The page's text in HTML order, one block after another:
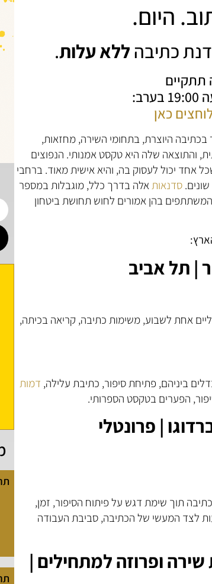
היום.
כתיבהללא עלות.
תתקיים
כאן
בכתיבה היוצרת, בתחומי השירה, מחזאות,
והתוצאה שלה היא טקסט אמנותי. הנפוצים
אחד יכול לעסוק בה, והיא אישית מאוד. ברחבי
סדנאותאלה בדרך כלל, מוגבלות במספר
בהן אמורים לחוש תחושת ביטחון
| תל אביב
אחת לשבוע, משימות כתיבה, קריאה בכיתה,
ביניהם, פתיחת סיפור, כתיבת עלילה, דמות
הפערים בטקסט הספרותי.
| פרונטלי
תוך שימת דגש על פיתוח הסיפור, זמן,
לצד המעשי של הכתיבה, סביבת העבודה
ופרוזה למתחילים |